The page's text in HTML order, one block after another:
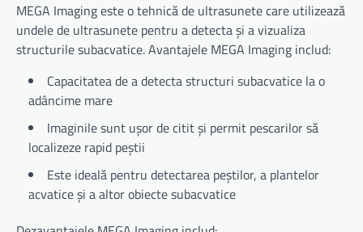
MEGA Imaging este o tehnică de ultrasunete care utilizează
undele de ultrasunete pentru a detecta și a vizualiza
structurile subacvatice. Avantajele MEGA Imaging includ:
Capacitatea de a detecta structuri subacvatice la o
adâncime mare
Imaginile sunt ușor de citit și permit pescarilor să
localizeze rapid peștii
Este ideală pentru detectarea peștilor, a plantelor
acvatice și a altor obiecte subacvatice